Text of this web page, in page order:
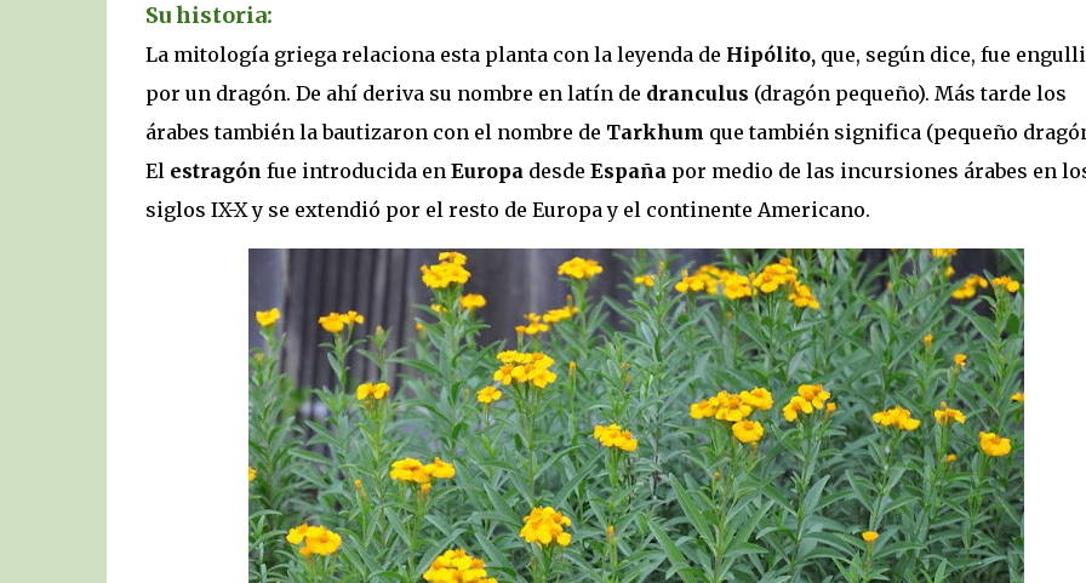
Su historia:
La mitología griega relaciona esta planta con la leyenda de Hipólito,que, según dice, fue
por un dragón. De ahí deriva su nombre en latín de dranculus (dragón pequeño). Más tarde los
árabes también la bautizaron con el nombre de Tarkhum que también significa (pequeño
El estragón fue introducida en Europadesde España por medio de las incursiones árabes en
siglos IX-X y se extendió por el resto de Europa y el continente Americano.